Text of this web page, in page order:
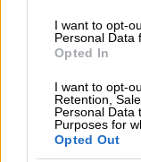
I want to opt-
Personal Data
Opted In
I want to opt-
Retention,
Personal Data
Purposes for
Opted Out
ταινία που
χαρακτήρες,
παριστάνουν